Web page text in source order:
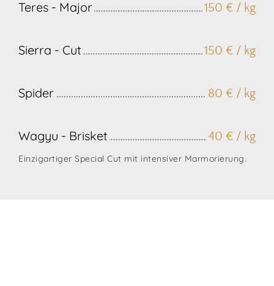
Teres - Major 150 € / kg
Sierra - Cut 150 € / kg
Spider 80 € / kg
Wagyu - Brisket 40 € / kg
Einzigartiger Special Cut mit intensiver Marmorierung.